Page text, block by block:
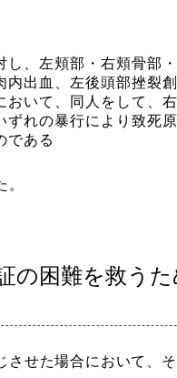
し、左頬部・右頬骨部
内出血、左後頭部挫裂
いて、同人をして、
れの暴行により致死
である
の困難を救う
せた場合において、